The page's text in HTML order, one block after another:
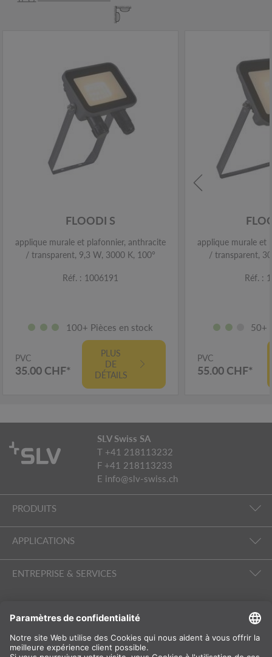
FLOODI S
applique murale et plafonnier, anthracite
/ transparent, 9,3 W, 3000 K, 100°
Réf. : 1006191
100+ Pièces en stock
PVC
35.00 CHF*
PLUS
DE
DÉTAILS
applique murale et
/ transparent,
Réf. :
50+
PVC
55.00 CHF*
SLV Swiss SA
T +41 218113232
F +41 218113233
E info@slv-swiss.ch
PRODUITS
APPLICATIONS
ENTREPRISE & SERVICES
SUIVEZ-NOUS